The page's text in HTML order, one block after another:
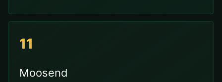
11
Moosend